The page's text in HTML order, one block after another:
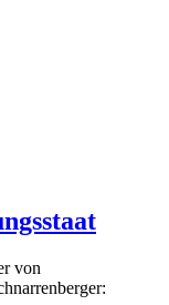
von